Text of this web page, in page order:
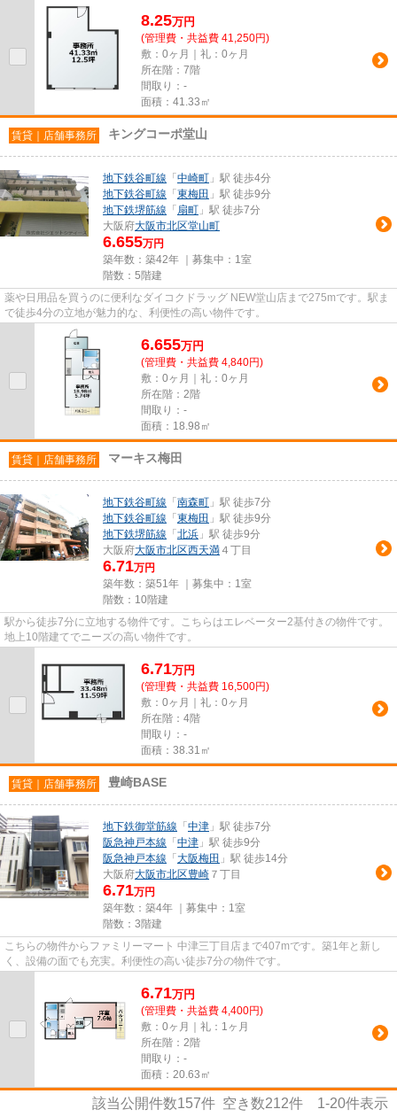
8.25万円
(管理費・共益費 41,250円)
敷：0ヶ月｜礼：0ヶ月
所在階：7階
間取り：-
面積：41.33㎡
賃貸｜店舗事務所 キングコーポ堂山
地下鉄谷町線 「 中崎町 」駅 徒歩4分
地下鉄谷町線 「 東梅田 」駅 徒歩9分
地下鉄堺筋線 「 扇町 」駅 徒歩7分
大阪府大阪市北区堂山町
6.655万円
築年数：築42年 ｜募集中： 1室
階数：5階建
薬や日用品を買うのに便利なダイコクドラッグ NEW堂山店まで275mです。駅ま
で徒歩4分の立地が魅力的な、利便性の高い物件です。
6.655万円
(管理費・共益費 4,840円)
敷：0ヶ月｜礼：0ヶ月
所在階：2階
間取り：-
面積：18.98㎡
賃貸｜店舗事務所 マーキス梅田
地下鉄谷町線 「 南森町 」駅 徒歩7分
地下鉄谷町線 「 東梅田 」駅 徒歩9分
地下鉄堺筋線 「 北浜 」駅 徒歩9分
大阪府大阪市北区西天満 ４丁目
6.71万円
築年数：築51年 ｜募集中： 1室
階数：10階建
駅から徒歩7分に立地する物件です。こちらはエレベーター2基付きの物件です。
地上10階建てでニーズの高い物件です。
6.71万円
(管理費・共益費 16,500円)
敷：0ヶ月｜礼：0ヶ月
所在階：4階
間取り：-
面積：38.31㎡
賃貸｜店舗事務所 豊崎BASE
地下鉄御堂筋線 「 中津 」駅 徒歩7分
阪急神戸本線 「 中津 」駅 徒歩9分
阪急神戸本線 「 大阪梅田 」駅 徒歩14分
大阪府大阪市北区豊崎 ７丁目
6.71万円
築年数：築4年 ｜募集中： 1室
階数：3階建
こちらの物件からファミリーマート 中津三丁目店まで407mです。築1年と新し
く、設備の面でも充実。利便性の高い徒歩7分の物件です。
6.71万円
(管理費・共益費 4,400円)
敷：0ヶ月｜礼：1ヶ月
所在階：2階
間取り：-
面積：20.63㎡
該当公開件数157件 空き数212件 1-20件表示